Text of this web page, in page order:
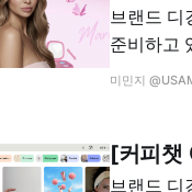
브랜드 디
준비하고
전이시라
미민지
[커피챗
브랜드 디